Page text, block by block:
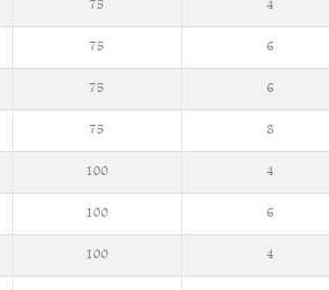
75 4
75 6
75 6
75 8
100 4
100 6
100 4